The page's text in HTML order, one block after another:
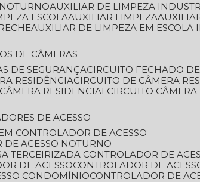
AUXILIAR DE LIMPEZA
ESCOLA AUXILIAR LIMPEZA
AUXILIAR DE LIMPEZA EM ESCOLA
DE CÂMERAS
DE SEGURANÇA
CIRCUITO FECHADO
RESIDÊNCIA
CIRCUITO DE CÂMERA
CÂMERA RESIDENCIAL
CIRCUITO
DE ACESSO
CONTROLADOR DE ACESSO
DE ACESSO NOTURNO
TERCEIRIZADA CONTROLADOR DE
DE ACESSO
CONTROLADOR DE
CONDOMÍNIO
CONTROLADOR DE